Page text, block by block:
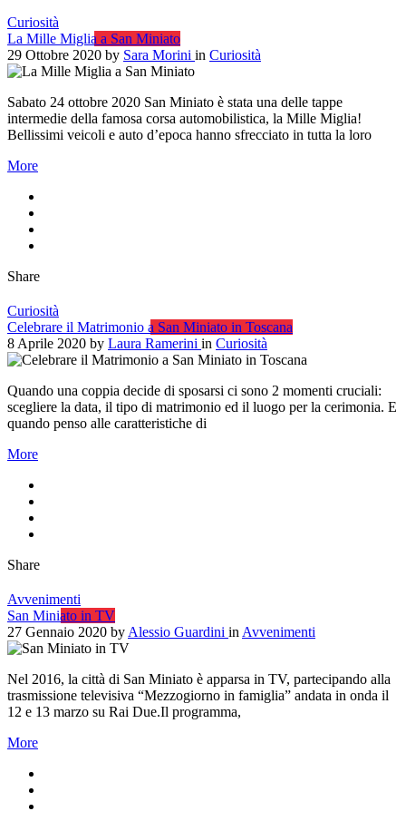
Curiosità
La Mille Miglia a San Miniato
29 Ottobre 2020 by Sara Morini in Curiosità
Sabato 24 ottobre 2020 San Miniato è stata una delle tappe
intermedie della famosa corsa automobilistica, la Mille Miglia!
Bellissimi veicoli e auto d’epoca hanno sfrecciato in tutta la loro
More
Share
Curiosità
Celebrare il Matrimonio a San Miniato in Toscana
8 Aprile 2020 by Laura Ramerini in Curiosità
Quando una coppia decide di sposarsi ci sono 2 momenti cruciali:
scegliere la data, il tipo di matrimonio ed il luogo per la cerimonia. E
quando penso alle caratteristiche di
More
Share
Avvenimenti
San Miniato in TV
27 Gennaio 2020 by Alessio Guardini in Avvenimenti
Nel 2016, la città di San Miniato è apparsa in TV, partecipando alla
trasmissione televisiva “Mezzogiorno in famiglia” andata in onda il
12 e 13 marzo su Rai Due.Il programma,
More